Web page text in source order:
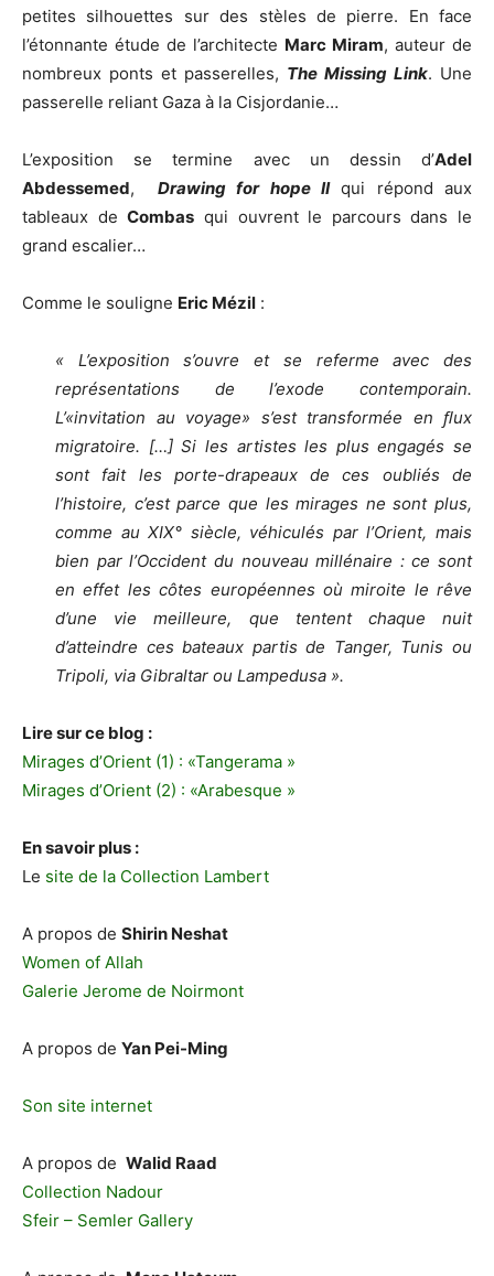
petites silhouettes sur des stèles de pierre. En face
l’étonnante étude de l’architecte Marc Miram, auteur de
nombreux ponts et passerelles, The Missing Link. Une
passerelle reliant Gaza à la Cisjordanie…
L’exposition se termine avec un dessin d’Adel
Abdessemed, Drawing for hope II qui répond aux
tableaux deCombas qui ouvrent le parcours dans le
grand escalier…
Comme le souligne Eric Mézil :
« L’exposition s’ouvre et se referme avec des
représentations de l’exode contemporain.
L’«invitation au voyage» s’est transformée en ﬂux
migratoire. […] Si les artistes les plus engagés se
sont fait les porte-drapeaux de ces oubliés de
l’histoire, c’est parce que les mirages ne sont plus,
comme au XIX° siècle, véhiculés par l’Orient, mais
bien par l’Occident du nouveau millénaire : ce sont
en effet les côtes européennes où miroite le rêve
d’une vie meilleure, que tentent chaque nuit
d’atteindre ces bateaux partis de Tanger, Tunis ou
Tripoli, via Gibraltar ou Lampedusa ».
Lire sur ce blog :
Mirages d’Orient (1) : «Tangerama »
Mirages d’Orient (2) : «Arabesque »
En savoir plus :
Le site de la Collection Lambert
A propos de Shirin Neshat
Women of Allah
Galerie Jerome de Noirmont
A propos de Yan Pei-Ming
Son site internet
A propos de Walid Raad
Collection Nadour
Sfeir – Semler Gallery